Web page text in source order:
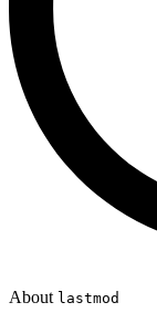
About lastmod